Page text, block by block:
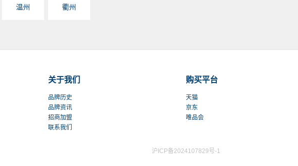
温州 衢州
宁海太平洋国购
宁波市宁海中山中路1号，宁海太平洋国
电话：
舟山银泰
关于我们
品牌历史
品牌资讯
招商加盟
联系我们
购买平台
天猫
京东
唯品会
沪ICP备2024107829号-1